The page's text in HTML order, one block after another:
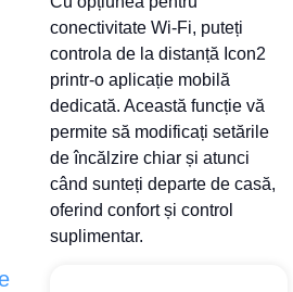
conectivitate Wi-Fi, puteți
controla de la distanță Icon2
printr-o aplicație mobilă
dedicată. Această funcție vă
permite să modificați setările
de încălzire chiar și atunci
când sunteți departe de casă,
oferind confort și control
suplimentar.